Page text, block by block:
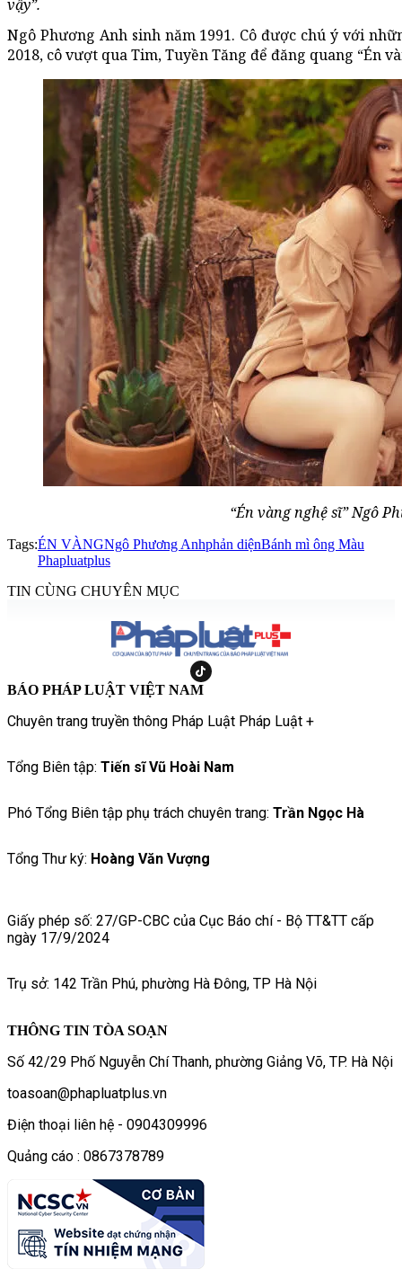
vậy”.
Ngô Phương Anh sinh năm 1991. Cô được chú ý với
2018, cô vượt qua Tim, Tuyền Tăng để đăng quang “Én
“Én vàng nghệ sĩ” Ngô
Tags:ÉN VÀNGNgô Phương Anhphản diệnBánh mì ông Màu
Phapluatplus
TIN CÙNG CHUYÊN MỤC
BÁO PHÁP LUẬT VIỆT NAM
Chuyên trang truyền thông Pháp Luật Pháp Luật +
Tổng Biên tập: Tiến sĩ Vũ Hoài Nam
Phó Tổng Biên tập phụ trách chuyên trang: Trần Ngọc Hà
Tổng Thư ký: Hoàng Văn Vượng
Giấy phép số: 27/GP-CBC của Cục Báo chí - Bộ TT&TT cấp
ngày 17/9/2024
Trụ sở: 142 Trần Phú, phường Hà Đông, TP Hà Nội
THÔNG TIN TÒA SOẠN
Số 42/29 Phố Nguyễn Chí Thanh, phường Giảng Võ, TP. Hà Nội
toasoan@phapluatplus.vn
Điện thoại liên hệ - 0904309996
Quảng cáo : 0867378789